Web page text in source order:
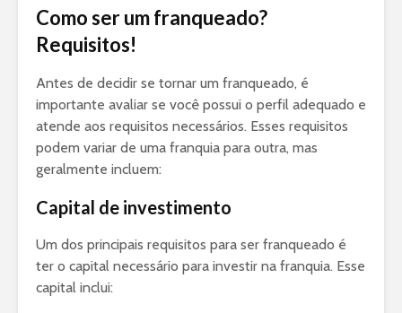
Como ser um franqueado?
Requisitos!
Antes de decidir se tornar um franqueado, é
importante avaliar se você possui o perfil adequado e
atende aos requisitos necessários. Esses requisitos
podem variar de uma franquia para outra, mas
geralmente incluem:
Capital de investimento
Um dos principais requisitos para ser franqueado é
ter o capital necessário para investir na franquia. Esse
capital inclui: